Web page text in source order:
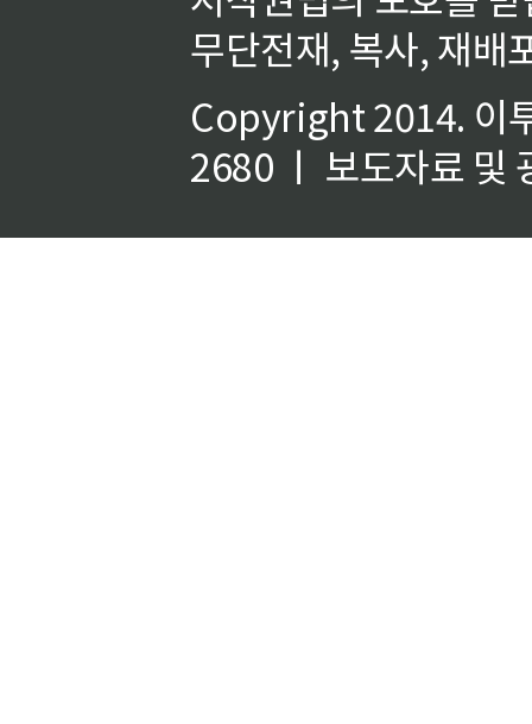
무단전재, 복사, 재배
Copyright 2014. 이
2680 ㅣ 보도자료